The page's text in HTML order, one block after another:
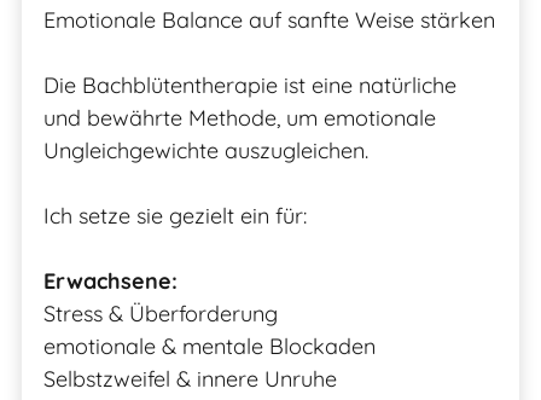
Emotionale Balance auf sanfte Weise stärken
Die Bachblütentherapie ist eine natürliche
und bewährte Methode, um emotionale
Ungleichgewichte auszugleichen.
Ich setze sie gezielt ein für:
Erwachsene:
Stress & Überforderung
emotionale & mentale Blockaden
Selbstzweifel & innere Unruhe